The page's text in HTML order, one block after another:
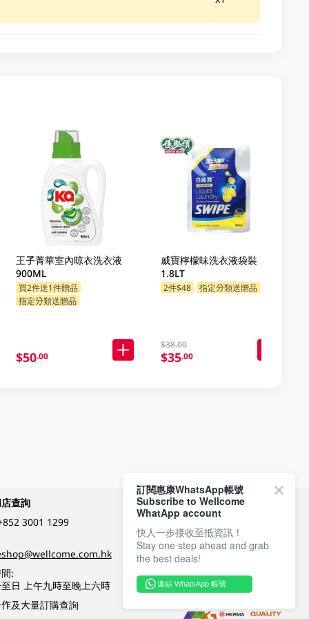
王子菁華室內晾衣洗衣液
900ML
買2件送1件贈品
指定分類送贈品
$50.00
威寶檸檬味洗衣液袋裝
1.8LT
2件$48 指定分類送贈品
$38.00
$35.00
查詢
3001 1299
:
日 上午九時至晚上六時
及大量訂購查詢
付款方式
關注我們
訂閱惠康WhatsApp帳號
Subscribe to Wellcome
WhatApp account
快人一步接收至抵資訊！
Stay one step ahead and grab
the best deals!
連結 WhatsApp 帳號